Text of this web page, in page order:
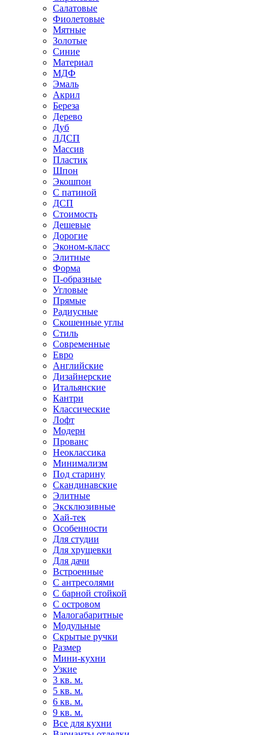
Салатовые
Фиолетовые
Мятные
Золотые
Синие
Материал
МДФ
Эмаль
Акрил
Береза
Дерево
Дуб
ЛДСП
Массив
Пластик
Шпон
Экошпон
С патиной
ДСП
Стоимость
Дешевые
Дорогие
Эконом-класс
Элитные
Форма
П-образные
Угловые
Прямые
Радиусные
Скошенные углы
Стиль
Современные
Евро
Английские
Дизайнерские
Итальянские
Кантри
Классические
Лофт
Модерн
Прованс
Неоклассика
Минимализм
Под старину
Скандинавские
Элитные
Эксклюзивные
Хай-тек
Особенности
Для студии
Для хрущевки
Для дачи
Встроенные
С антресолями
С барной стойкой
С островом
Малогабаритные
Модульные
Скрытые ручки
Размер
Мини-кухни
Узкие
3 кв. м.
5 кв. м.
6 кв. м.
9 кв. м.
Все для кухни